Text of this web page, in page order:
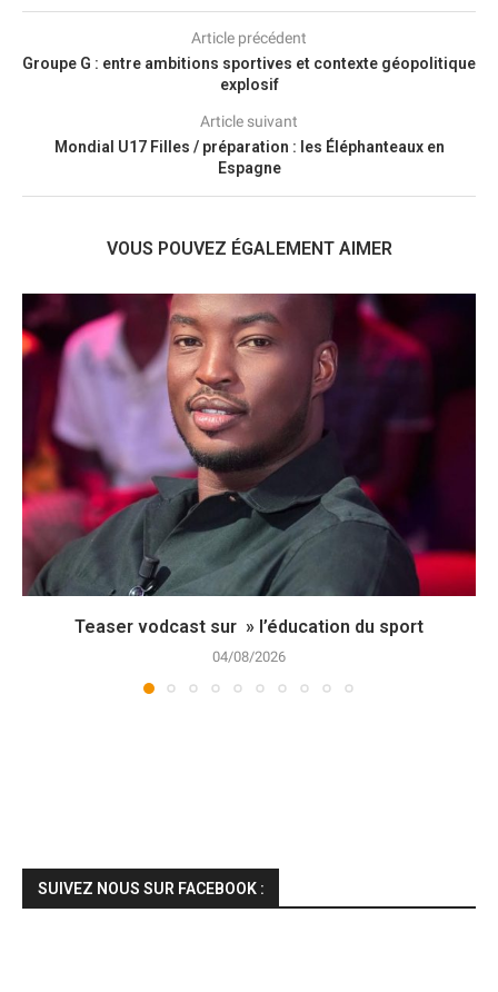
Article précédent
Groupe G : entre ambitions sportives et contexte géopolitique
explosif
Article suivant
Mondial U17 Filles / préparation : les Éléphanteaux en
Espagne
VOUS POUVEZ ÉGALEMENT AIMER
Teaser vodcast sur » l’éducation du sport
04/08/2026
SUIVEZ NOUS SUR FACEBOOK :